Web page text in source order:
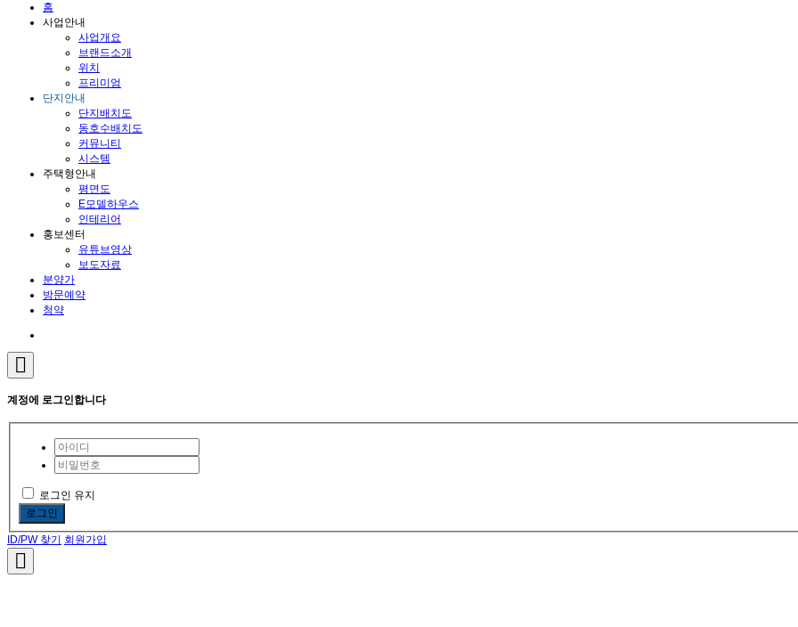
홈
사업안내
사업개요
브랜드소개
위치
프리미엄
단지안내
단지배치도
동호수배치도
커뮤니티
시스템
주택형안내
평면도
E모델하우스
인테리어
홍보센터
유튜브영상
보도자료
분양가
방문예약
청약
계정에 로그인합니다
로그인 유지
로그인
ID/PW 찾기 회원가입